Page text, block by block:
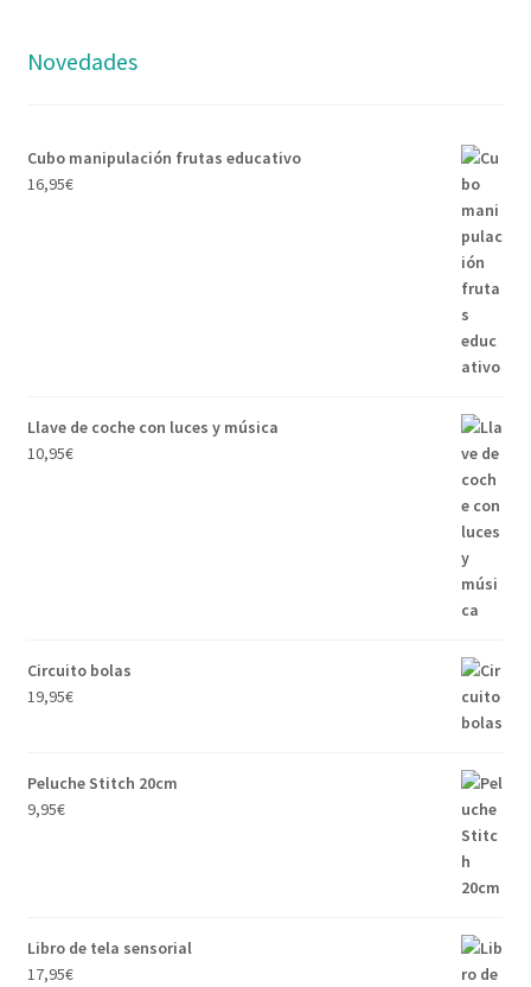
Novedades
Cubo manipulación frutas educativo
16,95€
Llave de coche con luces y música
10,95€
Circuito bolas
19,95€
Peluche Stitch 20cm
9,95€
Libro de tela sensorial
17,95€